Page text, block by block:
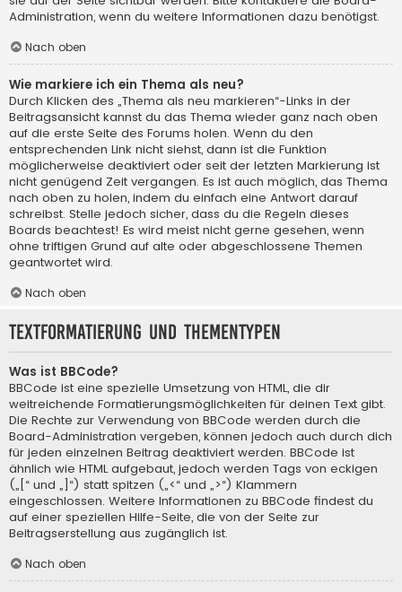
Administration, wenn du weitere Informationen dazu benötigst.
Nach oben
Wie markiere ich ein Thema als neu?
Durch Klicken des „Thema als neu markieren“-Links in der
Beitragsansicht kannst du das Thema wieder ganz nach oben
auf die erste Seite des Forums holen. Wenn du den
entsprechenden Link nicht siehst, dann ist die Funktion
möglicherweise deaktiviert oder seit der letzten Markierung ist
nicht genügend Zeit vergangen. Es ist auch möglich, das Thema
nach oben zu holen, indem du einfach eine Antwort darauf
schreibst. Stelle jedoch sicher, dass du die Regeln dieses
Boards beachtest! Es wird meist nicht gerne gesehen, wenn
ohne triftigen Grund auf alte oder abgeschlossene Themen
geantwortet wird.
Nach oben
Textformatierung und Thementypen
Was ist BBCode?
BBCode ist eine spezielle Umsetzung von HTML, die dir
weitreichende Formatierungsmöglichkeiten für deinen Text gibt.
Die Rechte zur Verwendung von BBCode werden durch die
Board-Administration vergeben, können jedoch auch durch dich
für jeden einzelnen Beitrag deaktiviert werden. BBCode ist
ähnlich wie HTML aufgebaut, jedoch werden Tags von eckigen
(„[“ und „]“) statt spitzen („<“ und „>“) Klammern
eingeschlossen. Weitere Informationen zu BBCode findest du
auf einer speziellen Hilfe-Seite, die von der Seite zur
Beitragserstellung aus zugänglich ist.
Nach oben